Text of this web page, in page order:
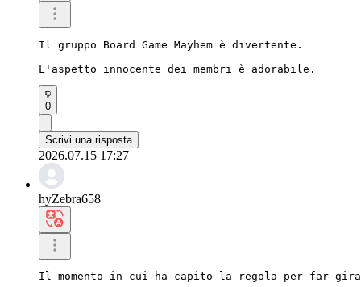
Il gruppo Board Game Mayhem è divertente.
L'aspetto innocente dei membri è adorabile.
0
Scrivi una risposta
2026.07.15 17:27
hyZebra658
Il momento in cui ha capito la regola per far